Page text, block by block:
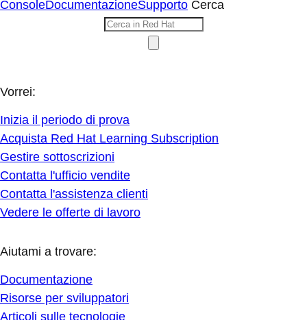
ConsoleDocumentazioneSupporto Cerca
Vorrei:
Inizia il periodo di prova
Acquista Red Hat Learning Subscription
Gestire sottoscrizioni
Contatta l'ufficio vendite
Contatta l'assistenza clienti
Vedere le offerte di lavoro
Aiutami a trovare:
Documentazione
Risorse per sviluppatori
Articoli sulle tecnologie